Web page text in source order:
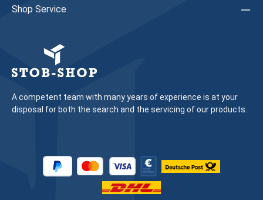
Shop Service
A competent team with many years of experience is at your
disposal for both the search and the servicing of our products.